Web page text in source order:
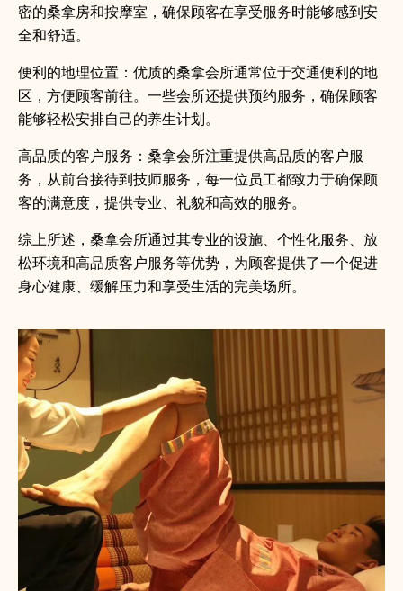
密的桑拿房和按摩室，确保顾客在享受服务时能够感到安
全和舒适。
便利的地理位置：优质的桑拿会所通常位于交通便利的地
区，方便顾客前往。一些会所还提供预约服务，确保顾客
能够轻松安排自己的养生计划。
高品质的客户服务：桑拿会所注重提供高品质的客户服
务，从前台接待到技师服务，每一位员工都致力于确保顾
客的满意度，提供专业、礼貌和高效的服务。
综上所述，桑拿会所通过其专业的设施、个性化服务、放
松环境和高品质客户服务等优势，为顾客提供了一个促进
身心健康、缓解压力和享受生活的完美场所。